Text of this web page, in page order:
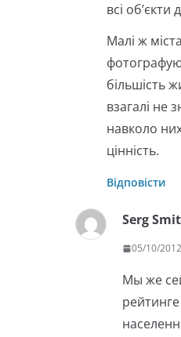
всі
Малі ж
більшість
взагалі не
навколо
цінність.
Відповісти
Serg
05/10/
Мы же